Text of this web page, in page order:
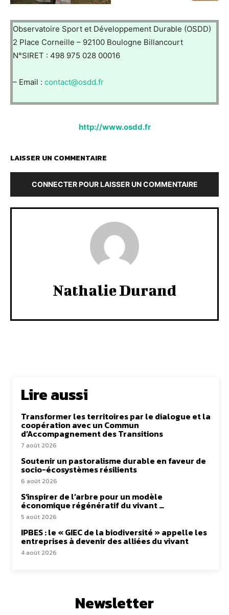
Observatoire Sport et Développement Durable (OSDD)
2 Place Corneille – 92100 Boulogne Billancourt
N°SIRET : 498 975 028 00016
– Email : contact@osdd.fr
http://www.osdd.fr
LAISSER UN COMMENTAIRE
CONNECTER POUR LAISSER UN COMMENTAIRE
Nathalie Durand
Lire aussi
Transformer les territoires par le dialogue et la
coopération avec un Commun
d’Accompagnement des Transitions
7 août 2026
Soutenir un pastoralisme durable en faveur de
socio-écosystèmes résilients
6 août 2026
S’inspirer de l’arbre pour un modèle
économique régénératif du vivant …
5 août 2026
IPBES : le « GIEC de la biodiversité » appelle les
entreprises à devenir des alliées du vivant
4 août 2026
Newsletter